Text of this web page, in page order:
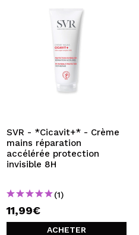
SVR - *Cicavit+* - Crème
mains réparation
accélérée protection
invisible 8H
(1)
11,99€
ACHETER